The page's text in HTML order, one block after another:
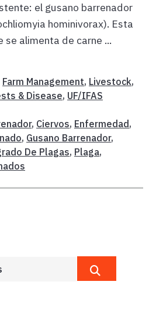
el gusano barrenador
hominivorax). Esta
se alimenta de carne ...
Farm Management, Livestock,
& Disease, UF/IFAS
, Ciervos, Enfermedad ,
, Gusano Barrenador,
De Plagas, Plaga,